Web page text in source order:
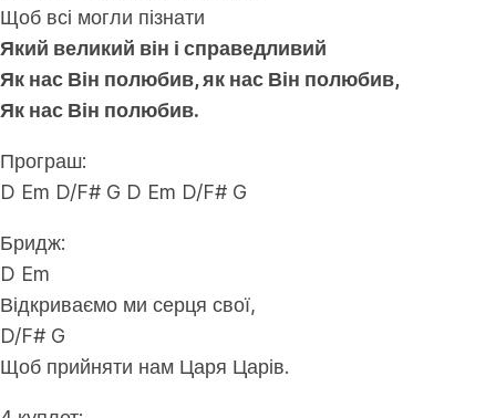
Щоб всі могли пізнати
Який великий він і справедливий
Як нас Він полюбив, як нас Він полюбив,
Як нас Він полюбив.
Програш:
D Em D/F# G D Em D/F# G
Бридж:
D Em
Відкриваємо ми серця свої,
D/F# G
Щоб прийняти нам Царя Царів.